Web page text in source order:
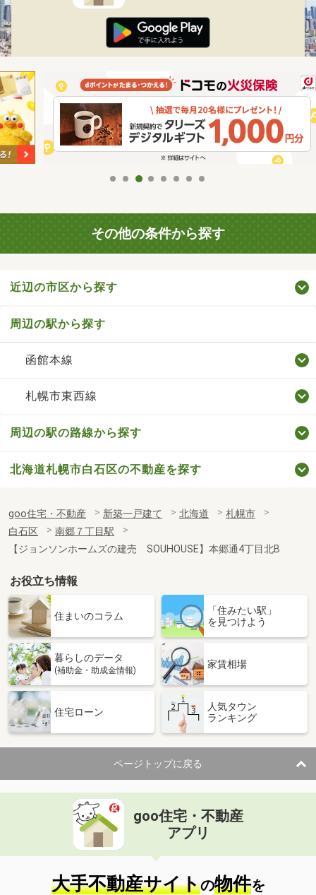
その他の条件から探す
近辺の市区から探す
周辺の駅から探す
函館本線
札幌市東西線
周辺の駅の路線から探す
北海道札幌市白石区の不動産を探す
goo住宅・不動産 新築一戸建て 北海道
札幌市
白石区
南郷７丁目駅
【ジョンソンホームズの建売 SOUHOUSE】本郷通4丁目北B
お役立ち情報
住まいのコラム
「住みたい駅」
を見つけよう
暮らしのデータ
(補助金・助成金情報)
家賃相場
住宅ローン
人気タウン
ランキング
ページトップに戻る
goo住宅・不動産
アプリ
大手不動産サイトの物件を